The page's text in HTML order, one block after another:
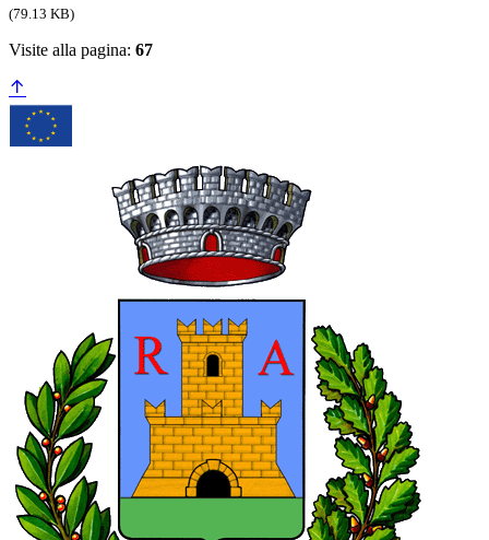
(79.13 KB)
Visite alla pagina: 67